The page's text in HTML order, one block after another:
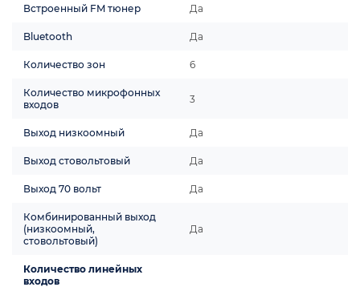
Встроенный FM тюнер Да
Bluetooth Да
Количество зон 6
Количество микрофонных
входов
3
Выход низкоомный Да
Выход стовольтовый Да
Выход 70 вольт Да
Комбинированный выход
(низкоомный,
стовольтовый)
Да
Количество линейных
входов